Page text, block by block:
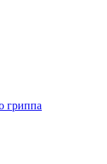
гриппа